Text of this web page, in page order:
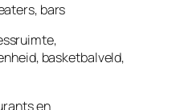
bars
basketbalveld,
en